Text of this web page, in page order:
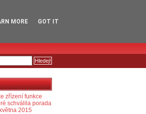
zřízení funkce
schválila porada
2015
MORE GOT IT